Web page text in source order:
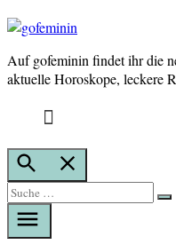
gofeminin
Auf gofeminin findet ihr die
aktuelle Horoskope, leckere
Suche
öffnen
Suche
nach: